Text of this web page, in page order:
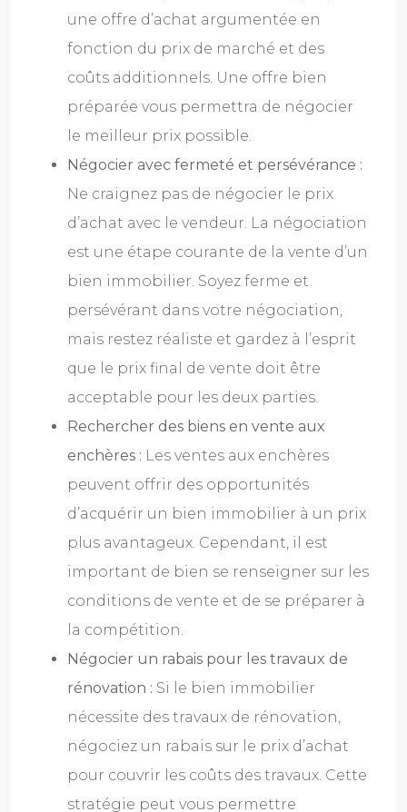
une offre d’achat argumentée en
fonction du prix de marché et des
coûts additionnels. Une offre bien
préparée vous permettra de négocier
le meilleur prix possible.
Négocier avec fermeté et persévérance :
Ne craignez pas de négocier le prix
d’achat avec le vendeur. La négociation
est une étape courante de la vente d’un
bien immobilier. Soyez ferme et
persévérant dans votre négociation,
mais restez réaliste et gardez à l’esprit
que le prix final de vente doit être
acceptable pour les deux parties.
Rechercher des biens en vente aux
enchères : Les ventes aux enchères
peuvent offrir des opportunités
d’acquérir un bien immobilier à un prix
plus avantageux. Cependant, il est
important de bien se renseigner sur les
conditions de vente et de se préparer à
la compétition.
Négocier un rabais pour les travaux de
rénovation : Si le bien immobilier
nécessite des travaux de rénovation,
négociez un rabais sur le prix d’achat
pour couvrir les coûts des travaux. Cette
stratégie peut vous permettre